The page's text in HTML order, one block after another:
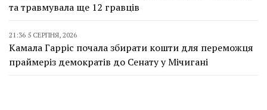
та травмувала ще 12 гравців
21:36 5 СЕРПНЯ, 2026
Камала Гарріс почала збирати кошти для переможця
праймеріз демократів до Сенату у Мічигані